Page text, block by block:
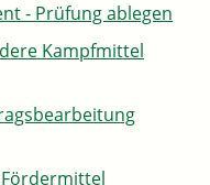
- Prüfung ablegen
Kampfmittel